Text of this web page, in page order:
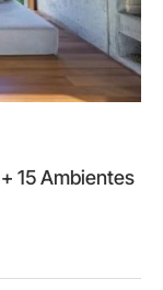
15 Ambientes